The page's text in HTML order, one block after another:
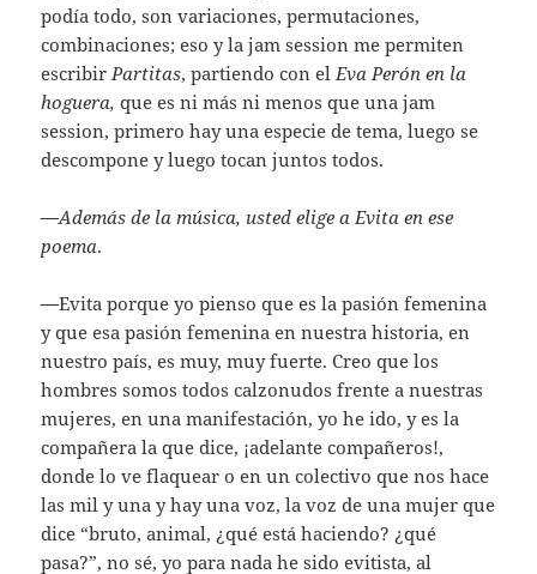
podía todo, son variaciones, permutaciones,
combinaciones; eso y la jam session me permiten
escribir Partitas, partiendo con el Eva Perón en la
hoguera, que es ni más ni menos que una jam
session, primero hay una especie de tema, luego se
descompone y luego tocan juntos todos.
—Además de la música, usted elige a Evita en ese
poema.
—Evita porque yo pienso que es la pasión femenina
y que esa pasión femenina en nuestra historia, en
nuestro país, es muy, muy fuerte. Creo que los
hombres somos todos calzonudos frente a nuestras
mujeres, en una manifestación, yo he ido, y es la
compañera la que dice, ¡adelante compañeros!,
donde lo ve flaquear o en un colectivo que nos hace
las mil y una y hay una voz, la voz de una mujer que
dice “bruto, animal, ¿qué está haciendo? ¿qué
pasa?”, no sé, yo para nada he sido evitista, al